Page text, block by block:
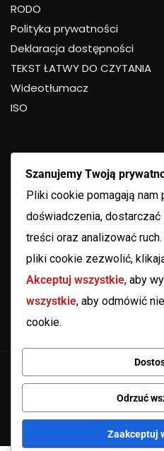
RODO
Polityka prywatności
Deklaracja dostępności
TEKST ŁATWY DO CZYTANIA
Wideotłumacz
ISO
Copyright 2025
Szanujemy Twoją
Pliki cookie pomagają nam
doświadczenia,
treści oraz analizować
pliki cookie zezwolić,
Akceptuj wszystkie, aby
wszystkie, aby odmówić
cookie.
Odrzuć
Zaakceptuj